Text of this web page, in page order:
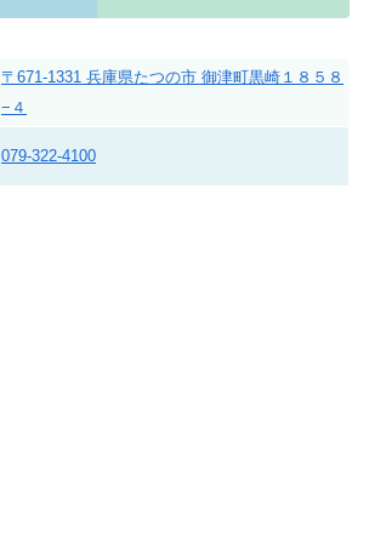
〒671-1331 兵庫県たつの市 御津町黒崎１８５８
−４
079-322-4100